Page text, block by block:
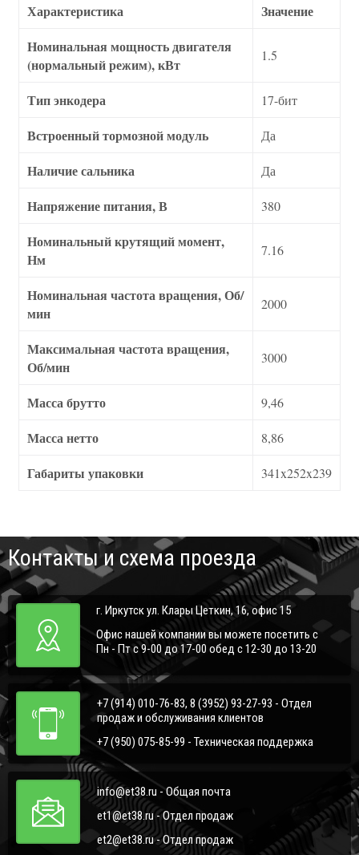
Характеристика
Значение
Номинальная мощность двигателя
(нормальный режим), кВт
1.5
Тип энкодера 17-бит
Встроенный тормозной модуль Да
Наличие сальника Да
Напряжение питания, В 380
Номинальный крутящий момент,
Нм
7.16
Номинальная частота вращения, Об/
мин
2000
Максимальная частота вращения,
Об/мин
3000
Масса брутто 9,46
Масса нетто 8,86
Габариты упаковки 341x252x239
Контакты и схема проезда
г. Иркутск ул. Клары Цеткин, 16, офис 15
Офис нашей компании вы можете посетить с
Пн - Пт с 9-00 до 17-00 обед с 12-30 до 13-20
+7 (914) 010-76-83, 8 (3952) 93-27-93 - Отдел
продаж и обслуживания клиентов
+7 (950) 075-85-99 - Техническая поддержка
info@et38.ru - Общая почта
et1@et38.ru - Отдел продаж
et2@et38.ru - Отдел продаж